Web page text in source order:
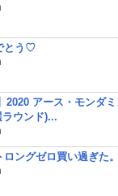
とう♡
2020 アース・モンダ
ウンド)...
ングゼロ買い過ぎた。